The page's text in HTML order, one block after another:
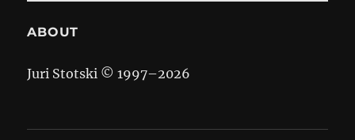
ABOUT
Juri Stotski © 1997–2026